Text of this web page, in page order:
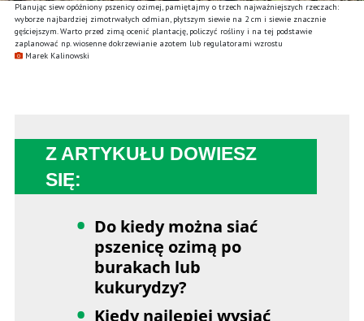
Planując siew opóźniony pszenicy ozimej, pamiętajmy o trzech najważniejszych rzeczach:
wyborze najbardziej zimotrwałych odmian, płytszym siewie na 2 cm i siewie znacznie
gęściejszym. Warto przed zimą ocenić plantację, policzyć rośliny i na tej podstawie
zaplanować np. wiosenne dokrzewianie azotem lub regulatorami wzrostu
Marek Kalinowski
Z ARTYKUŁU DOWIESZ
SIĘ:
Do kiedy można siać
pszenicę ozimą po
burakach lub
kukurydzy?
Kiedy najlepiej wysiać